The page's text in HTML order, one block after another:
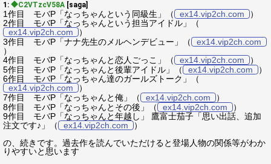
1: ◆C2VTzcV58A [saga]
1作目 モバP「なっちゃんという同級生」（ ex14.vip2ch.com
）
2作目 モバP「なっちゃんという担当アイドル」（
ex14.vip2ch.com
）
3作目 モバP「ナナ先生のメルヘンデビュー」（
ex14.vip2ch.com
）
4作目 モバP「なっちゃんと恋人ごっこ」（
ex14.vip2ch.com
）
5作目 モバP「なっちゃんと後輩アイドル」（
ex14.vip2ch.com
）
6作目 モバP「なっちゃん達のガールズトーク」（
ex14.vip2ch.com
）
7作目 モバP「なっちゃんと俺」（
ex14.vip2ch.com
）
8作目 モバP「なっちゃんとその後」（
ex14.vip2ch.com
）
9作目 モバP「なっちゃんと年越し」 鷹富士茄子「思い出話、追加
注文です♪」（
ex14.vip2ch.com
）
の、続きです。過去作を読んでいただけると登場人物の関係等がわか
りやすいと思います